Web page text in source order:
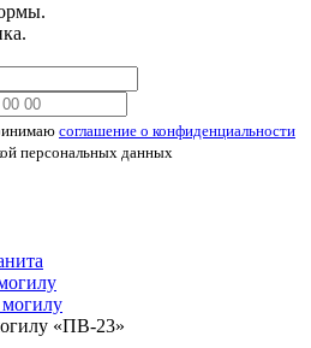
соглашение о конфиденциальности
персональных данных
«ПВ-23»